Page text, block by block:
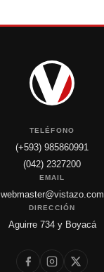
TELÉFONO
(+593) 985860991
(042) 2327200
EMAIL
webmaster@vistazo.com
DIRECCIÓN
Aguirre 734 y Boyacá